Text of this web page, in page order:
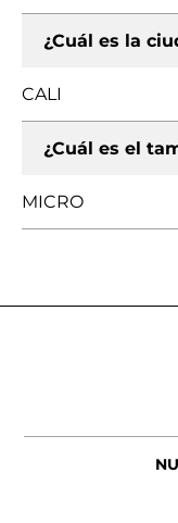
¿Cuál es la
CALI
¿Cuál es el
MICRO